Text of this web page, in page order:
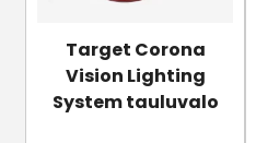
Target Corona
Vision Lighting
System tauluvalo